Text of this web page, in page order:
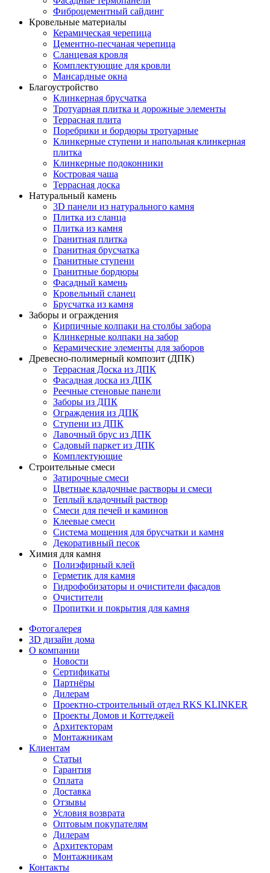
Фиброцементный сайдинг
Кровельные материалы
Керамическая черепица
Цементно-песчаная черепица
Сланцевая кровля
Комплектующие для кровли
Мансардные окна
Благоустройство
Клинкерная брусчатка
Тротуарная плитка и дорожные элементы
Террасная плита
Поребрики и бордюры тротуарные
Клинкерные ступени и напольная клинкерная
плитка
Клинкерные подоконники
Костровая чаша
Террасная доска
Натуральный камень
3D панели из натурального камня
Плитка из сланца
Плитка из камня
Гранитная плитка
Гранитная брусчатка
Гранитные ступени
Гранитные бордюры
Фасадный камень
Кровельный сланец
Брусчатка из камня
Заборы и ограждения
Кирпичные колпаки на столбы забора
Клинкерные колпаки на забор
Керамические элементы для заборов
Древесно-полимерный композит (ДПК)
Террасная Доска из ДПК
Фасадная доска из ДПК
Реечные стеновые панели
Заборы из ДПК
Ограждения из ДПК
Ступени из ДПК
Лавочный брус из ДПК
Садовый паркет из ДПК
Комплектующие
Строительные смеси
Затирочные смеси
Цветные кладочные растворы и смеси
Теплый кладочный раствор
Смеси для печей и каминов
Клеевые смеси
Система мощения для брусчатки и камня
Декоративный песок
Химия для камня
Полиэфирный клей
Герметик для камня
Гидрофобизаторы и очистители фасадов
Очистители
Пропитки и покрытия для камня
Фотогалерея
3D дизайн дома
О компании
Новости
Сертификаты
Партнёры
Дилерам
Проектно-строительный отдел RKS KLINKER
Проекты Домов и Коттеджей
Архитекторам
Монтажникам
Клиентам
Статьи
Гарантия
Оплата
Доставка
Отзывы
Условия возврата
Оптовым покупателям
Дилерам
Архитекторам
Монтажникам
Контакты